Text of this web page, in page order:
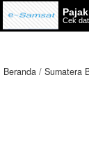
Cek
Beranda Sumatera